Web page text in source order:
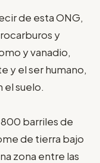
de esta ONG,
y
y vanadio,
y el ser humano,
el suelo.
barriles de
de tierra bajo
zona entre las